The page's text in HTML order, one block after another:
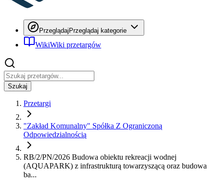
PrzeglądajPrzeglądaj kategorie
WikiWiki przetargów
Szukaj
Przetargi
"Zakład Komunalny" Spółka Z Ograniczoną
Odpowiedzialnością
RB/2/PN/2026 Budowa obiektu rekreacji wodnej
(AQUAPARK) z infrastrukturą towarzyszącą oraz budowa
ba...